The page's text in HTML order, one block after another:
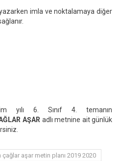
imla ve noktalamaya diğer
yılı 6. Sınıf 4. temanın
AŞAR adlı metnine ait günlük
çağlar aşar metin planı 2019 2020